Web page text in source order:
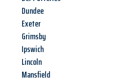
Dundee
Exeter
Grimsby
Ipswich
Lincoln
Mansfield